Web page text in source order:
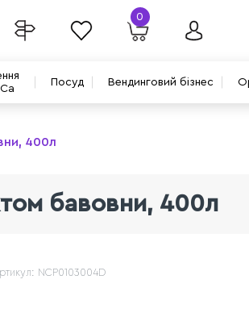
Посуд Вендинговий бізнес
0
400л
бавовни, 400л
NCP0103004D